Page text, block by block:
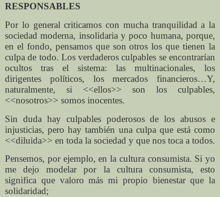
RESPONSABLES
Por lo general criticamos con mucha tranquilidad a la
sociedad moderna, insolidaria y poco humana, porque,
en el fondo, pensamos que son otros los que tienen la
culpa de todo. Los verdaderos culpables se encontrarían
ocultos tras el sistema: las multinacionales, los
dirigentes políticos, los mercados financieros…Y,
naturalmente, si <<ellos>> son los culpables,
<<nosotros>> somos inocentes.
Sin duda hay culpables poderosos de los abusos e
injusticias, pero hay también una culpa que está como
<<diluida>> en toda la sociedad y que nos toca a todos.
Pensemos, por ejemplo, en la cultura consumista. Si yo
me dejo modelar por la cultura consumista, esto
significa que valoro más mi propio bienestar que la
solidaridad;